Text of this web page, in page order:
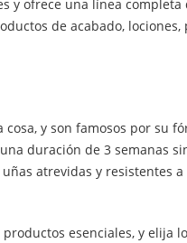
y ofrece una línea completa
de acabado, lociones,
cosa, y son famosos por su
duración de 3 semanas
atrevidas y resistentes
esenciales, y elija